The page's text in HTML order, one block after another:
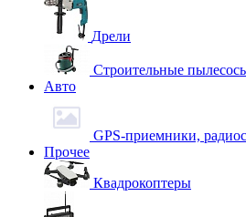
Дрели
Строительные
Авто
GPS-приемники,
Прочее
Квадрокоптеры